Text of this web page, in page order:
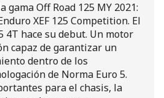
gama Off Road 125 MY 2021:
XEF 125 Competition. El
4T hace su debut. Un motor
capaz de garantizar un
dentro de los
de Norma Euro 5.
para el chasis, la